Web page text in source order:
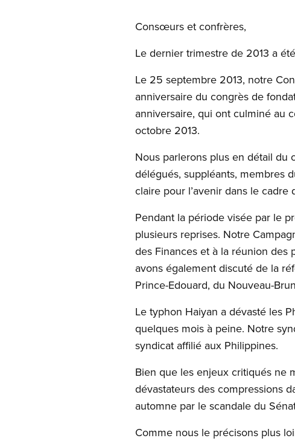
Consœurs et confrères,
Le dernier trimestre de 2013 a
Le 25 septembre 2013, notre
anniversaire du congrès de
anniversaire, qui ont culminé au
octobre 2013.
Nous parlerons plus en détail du
délégués, suppléants, membres
claire pour l’avenir dans le cadre
Pendant la période visée par le
plusieurs reprises. Notre
des Finances et à la réunion des
avons également discuté de la
Prince-Edouard, du Nouveau-
Le typhon Haiyan a dévasté les
quelques mois à peine. Notre
syndicat affilié aux Philippines.
Bien que les enjeux critiqués ne
dévastateurs des compressions
automne par le scandale du
Comme nous le précisons plus